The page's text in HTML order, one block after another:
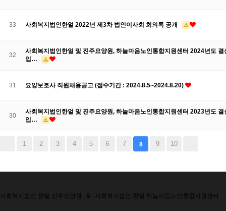
33 사회복지법인한얼 2022년 제3차 법인이사회 회의록 공개
32
사회복지법인한얼 및 진주요양원, 하늘마음노인통합지원센터 2024년도
입…
31 요양보호사 직원채용공고 (접수기간 : 2024.8.5~2024.8.20)
30
사회복지법인한얼 및 진주요양원, 하늘마음노인통합지원센터 2023년도
입…
1 2 3 4 5 6 7 8 9 10
사회복지법인 한얼 진주요양원 & 사회복지법인 한얼 하늘마음노인통합지원센터